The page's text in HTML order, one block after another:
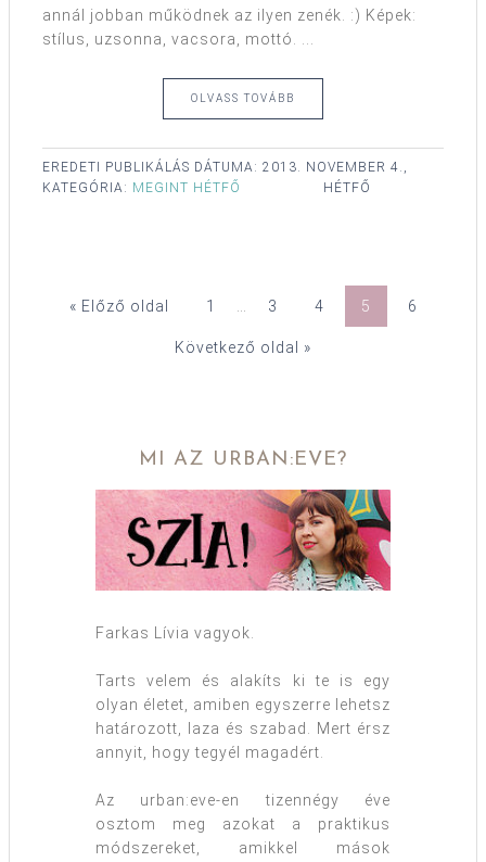
annál jobban működnek az ilyen zenék. :) Képek:
stílus, uzsonna, vacsora, mottó. ...
OLVASS TOVÁBB
EREDETI PUBLIKÁLÁS DÁTUMA: 2013. NOVEMBER 4.,
HÉTFŐ
KATEGÓRIA: MEGINT HÉTFŐ
« Előző oldal 1 3 4 5 6
Következő oldal »
MI AZ URBAN:EVE?
Farkas Lívia vagyok.
Tarts velem és alakíts ki te is egy
olyan életet, amiben egyszerre lehetsz
határozott, laza és szabad. Mert érsz
annyit, hogy tegyél magadért.
Az urban:eve-en tizennégy éve
osztom meg azokat a praktikus
módszereket, amikkel mások